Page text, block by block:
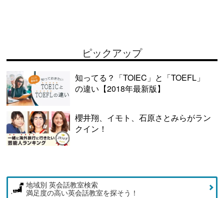
ピックアップ
知ってる？「TOIEC」と「TOEFL」
の違い【2018年最新版】
櫻井翔、イモト、石原さとみらがラン
クイン！
地域別 英会話教室検索
満足度の高い英会話教室を探そう！